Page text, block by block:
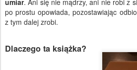
po prostu opowiada, pozostawiając
z tym dalej zrobi.
Dlaczego ta książka?